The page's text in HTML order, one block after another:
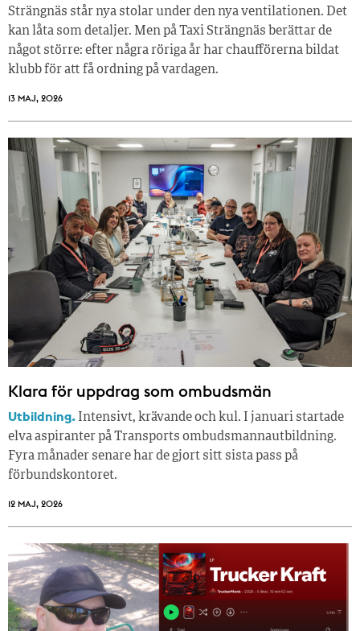
Strängnäs står nya stolar under den nya ventilationen. Det
kan låta som detaljer. Men på Taxi Strängnäs berättar de
något större: efter några röriga år har chaufförerna bildat
klubb för att få ordning på vardagen.
13 MAJ, 2026
Klara för uppdrag som ombudsmän
Utbildning. Intensivt, krävande och kul. I januari startade
elva aspiranter på Transports ombudsmannautbildning.
Fyra månader senare har de gjort sitt sista pass på
förbundskontoret.
12 MAJ, 2026